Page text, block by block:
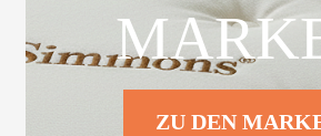
ZU DEN